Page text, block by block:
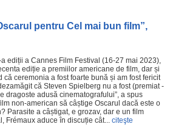
pentru Cel mai bun film”,
ediții a Cannes Film Festival (16-27 mai 2023),
ediție a premiilor americane de film, dar și
ceremonia a fost foarte bună și am fost fericit
că Steven Spielberg nu a fost (premiat -
dragoste adusă cinematografului”, a spus
non-american să câștige Oscarul dacă este o
Parasite a câștigat, e grozav, dar e un film
Frémaux aduce în discuție cât... citeşte